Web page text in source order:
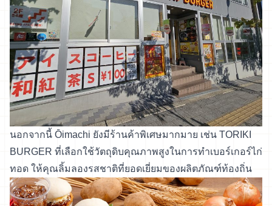
นอกจากนี้ Ōimachi ยังมีร้านค้าพิเศษมากมาย เช่น TORIKI
BURGER ที่เลือกใช้วัตถุดิบคุณภาพสูงในการทำเบอร์เกอร์ไก่
ทอด ให้คุณลิ้มลองรสชาติที่ยอดเยี่ยมของผลิตภัณฑ์ท้องถิ่น